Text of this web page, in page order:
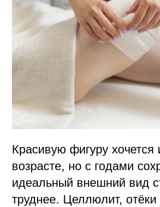
Красивую фигуру
возрасте, но с годами
идеальный внешний вид
труднее. Целлюлит, отёки